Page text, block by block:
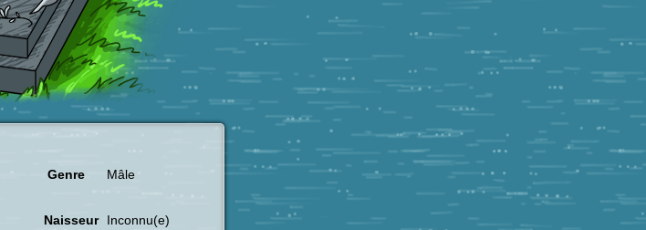
Genre Mâle
Naisseur
Inconnu(e)